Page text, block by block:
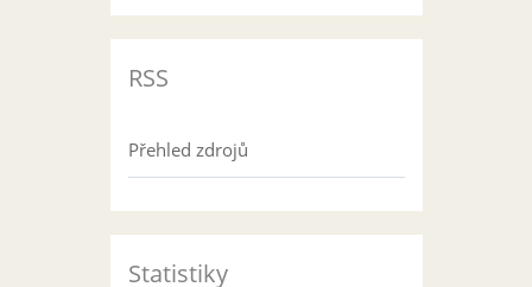
RSS
Přehled zdrojů
Statistiky